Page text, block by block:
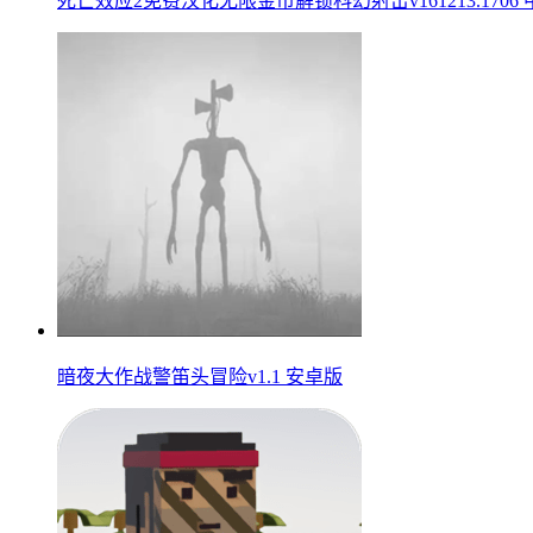
暗夜大作战警笛头冒险v1.1 安卓版